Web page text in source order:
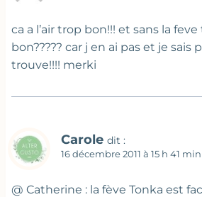
ca a l’air trop bon!!! et sans la feve
bon????? car j en ai pas et je sais
trouve!!!! merki
Carole dit :
16 décembre 2011 à 15 h 41 min
@ Catherine : la fève Tonka est